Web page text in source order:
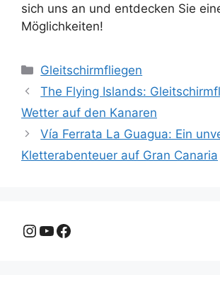
sich uns an und entdecken Sie
Möglichkeiten!
Kategorien
Gleitschirmfliegen
The Flying Islands:
Wetter auf den Kanaren
Vía Ferrata La Guagua: Ein
Kletterabenteuer auf Gran Canaria
Instagram
YouTube
Facebook